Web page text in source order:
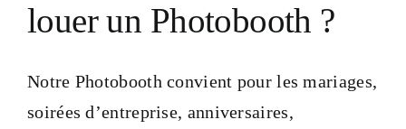
Blog
Portfolio
louer un Photobooth ?
Notre Photobooth convient pour les mariages,
soirées d’entreprise, anniversaires,